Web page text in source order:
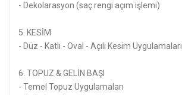
- Dekolarasyon (saç rengi açım işlemi)
5. KESİM
- Düz - Katlı - Oval - Açılı Kesim Uygulamaları
6. TOPUZ & GELİN BAŞI
- Temel Topuz Uygulamaları